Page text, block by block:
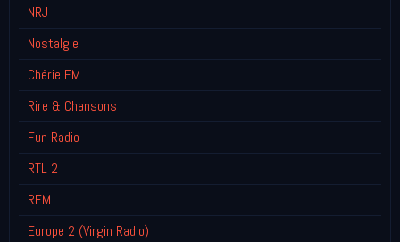
NRJ
Nostalgie
Chérie FM
Rire & Chansons
Fun Radio
RTL 2
RFM
Europe 2 (Virgin Radio)